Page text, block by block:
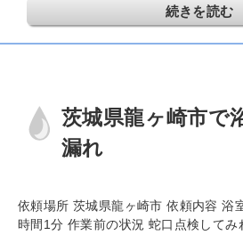
続きを読む
茨城県龍ヶ崎市で
漏れ
依頼場所 茨城県龍ヶ崎市 依頼内容 浴
時間1分 作業前の状況 蛇口点検してみ